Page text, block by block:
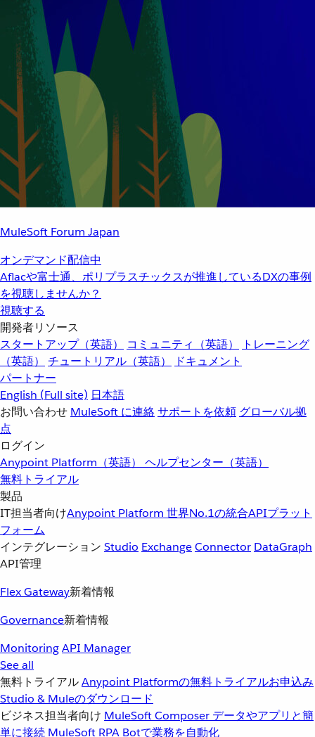
MuleSoft Forum Japan
オンデマンド配信中
Aflacや富士通、ポリプラスチックスが推進しているDXの事例
を視聴しませんか？
視聴する
開発者リソース
スタートアップ（英語）
コミュニティ（英語）
トレーニング
（英語）
チュートリアル（英語）
ドキュメント
パートナー
English (Full site) 日本語
お問い合わせ MuleSoft に連絡サポートを依頼 グローバル拠
点
ログイン
Anypoint Platform（英語） ヘルプセンター（英語）
無料トライアル
製品
IT担当者向けAnypoint Platform 世界No.1の統合APIプラット
フォーム
インテグレーション Studio ExchangeConnector DataGraph
API管理
Flex Gateway新着情報
Governance新着情報
MonitoringAPI Manager
See all
無料トライアルAnypoint Platformの無料トライアルお申込み
Studio & Muleのダウンロード
ビジネス担当者向け MuleSoft Composer データやアプリと簡
単に接続 MuleSoft RPA Botで業務を自動化